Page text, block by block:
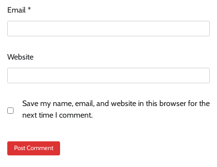
Email *
Website
Save my name, email, and website in this browser for the
next time I comment.